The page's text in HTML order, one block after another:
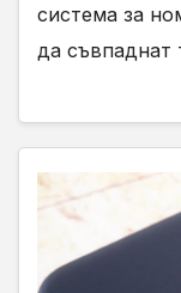
система за
да съвпаднат